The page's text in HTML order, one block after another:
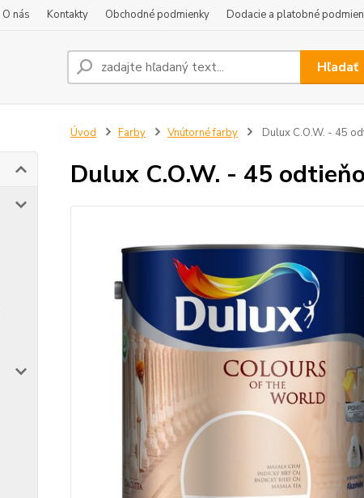
O nás Kontakty Obchodné podmienky Dodacie a platobné
Hľadať
Úvod Farby Vnútorné farby Dulux C.O.W. - 45
Dulux C.O.W. - 45